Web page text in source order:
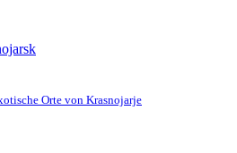
Orte von Krasnojarje